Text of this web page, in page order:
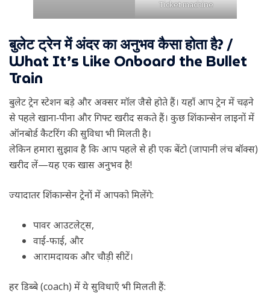
Ticket machine
बुलेट ट्रेन में अंदर का अनुभव कैसा होता है? /
What It’s Like Onboard the Bullet
Train
बुलेट ट्रेन स्टेशन बड़े और अक्सर मॉल जैसे होते हैं। यहाँ आप ट्रेन में चढ़ने
से पहले खाना‑पीना और गिफ्ट खरीद सकते हैं। कुछ शिंकान्सेन लाइनों में
ऑनबोर्ड कैटरिंग की सुविधा भी मिलती है।
लेकिन हमारा सुझाव है कि आप पहले से ही एक बेंटो (जापानी लंच बॉक्स)
खरीद लें—यह एक खास अनुभव है!
ज्यादातर शिंकान्सेन ट्रेनों में आपको मिलेंगे:
पावर आउटलेट्स,
वाई-फाई, और
आरामदायक और चौड़ी सीटें।
हर डिब्बे (coach) में ये सुविधाएँ भी मिलती हैं: